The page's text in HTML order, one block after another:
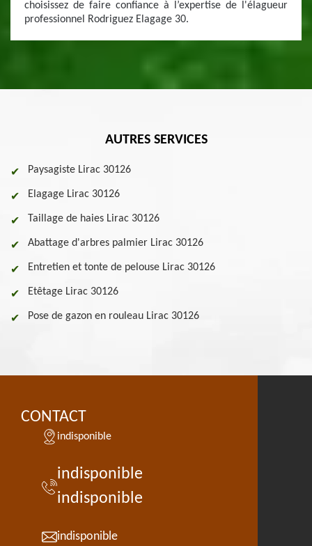
choisissez de faire confiance à l’expertise de l'élagueur
professionnel Rodriguez Elagage 30.
AUTRES SERVICES
Paysagiste Lirac 30126
Elagage Lirac 30126
Taillage de haies Lirac 30126
Abattage d'arbres palmier Lirac 30126
Entretien et tonte de pelouse Lirac 30126
Etêtage Lirac 30126
Pose de gazon en rouleau Lirac 30126
CONTACT
indisponible
indisponible
indisponible
indisponible